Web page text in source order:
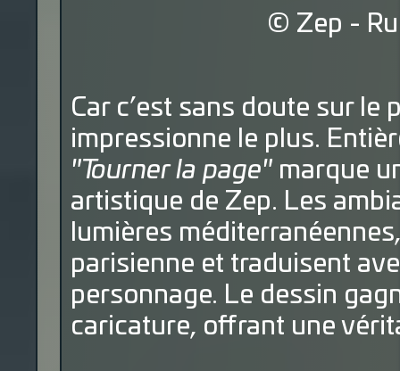
© Zep -
Car c’est sans doute sur le
impressionne le plus.
"Tourner la page" marque
artistique de Zep. Les
lumières
parisienne et traduisent
personnage. Le dessin
caricature, offrant une